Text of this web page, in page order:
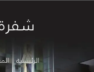
الرئيسية